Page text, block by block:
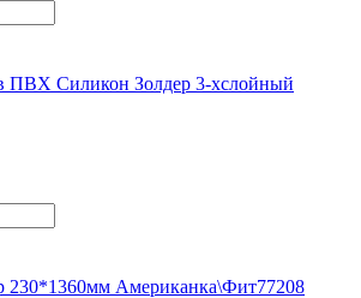
ПВХ Силикон Золдер 3-хслойный
230*1360мм Американка\Фит77208